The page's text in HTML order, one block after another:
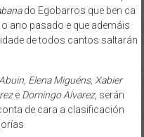
do Egobarros que ben ca
ano pasado e que ademáis
de todos cantos saltarán
Elena Miguéns, Xabier
e Domingo Alvarez, serán
de cara a clasificación